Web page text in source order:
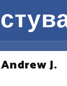
Andrew J.